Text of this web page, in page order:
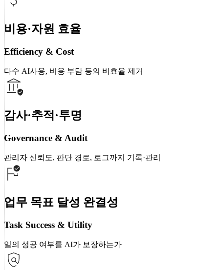
비용·자원 효율
Efficiency & Cost
다수 AI사용, 비용 부담 등의 비효율 제거
감사·추적·투명
Governance & Audit
관리자 신뢰도, 판단 경로, 로그까지 기록·관리
업무 목표 달성 완결성
Task Success & Utility
일의 성공 여부를 AI가 보장하는가